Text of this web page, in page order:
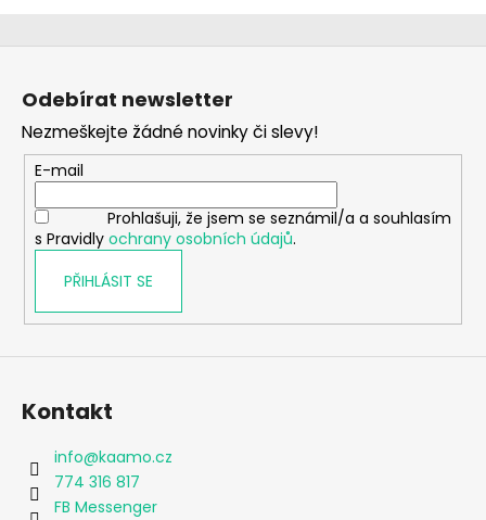
Z
Odebírat newsletter
Nezmeškejte žádné novinky či slevy!
E-mail
Prohlašuji, že jsem se seznámil/a a souhlasím
s Pravidly ochrany osobních údajů.
PŘIHLÁSIT SE
Kontakt
info@kaamo.cz
774 316 817
FB Messenger